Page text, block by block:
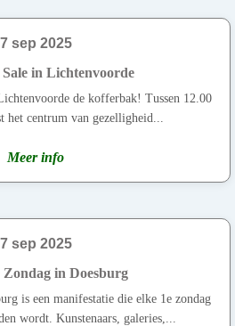
7 sep 2025
in Lichtenvoorde
de kofferbak! Tussen 12.00
het centrum van gezelligheid...
Meer info
7 sep 2025
in Doesburg
is een manifestatie die elke 1e zondag
wordt. Kunstenaars, galeries,...